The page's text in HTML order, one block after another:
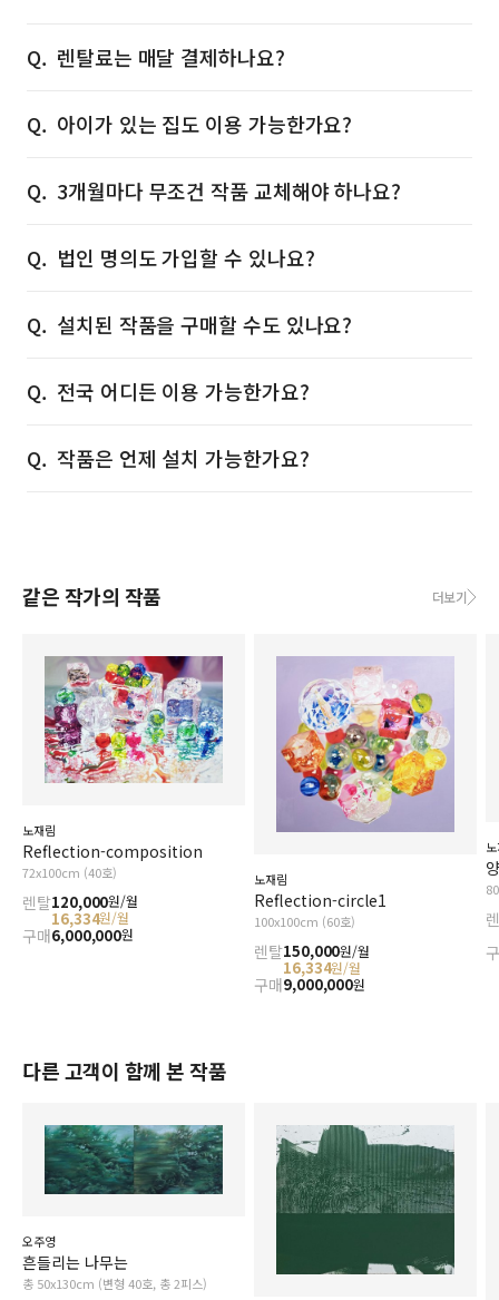
렌탈료는 매달 결제하나요?
아이가 있는 집도 이용 가능한가요?
3개월마다 무조건 작품 교체해야 하나요?
법인 명의도 가입할 수 있나요?
설치된 작품을 구매할 수도 있나요?
전국 어디든 이용 가능한가요?
작품은 언제 설치 가능한가요?
같은 작가의 작품 더보기
노재림
Reflection-composition
72x100cm (40호)
렌탈120,000원/월
16,334원/월
구매6,000,000원
노재림
Reflection-circle1
100x100cm (60호)
렌탈150,000원/월
16,334원/월
구매9,000,000원
다른 고객이 함께 본 작품
오주영
흔들리는 나무는
총 50x130cm (변형 40호, 총 2피스)